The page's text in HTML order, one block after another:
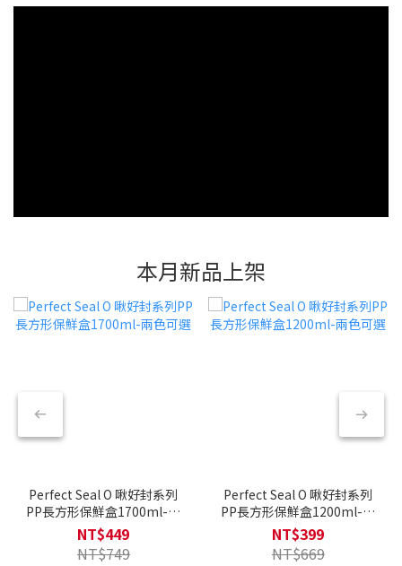
本月新品上架
Perfect Seal O 啾好封系列
PP長方形保鮮盒1700ml-兩
色可選
NT$449
NT$749
Perfect Seal O 啾好封系列
PP長方形保鮮盒1200ml-兩
色可選
NT$399
NT$669